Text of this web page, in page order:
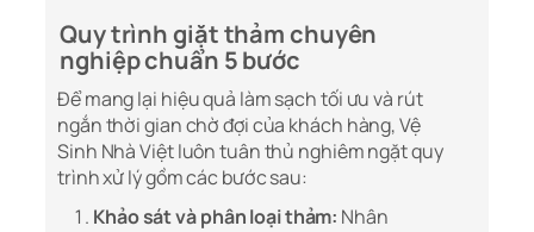
Quy trình giặt thảm chuyên
nghiệp chuẩn 5 bước
Để mang lại hiệu quả làm sạch tối ưu và rút
ngắn thời gian chờ đợi của khách hàng, Vệ
Sinh Nhà Việt luôn tuân thủ nghiêm ngặt quy
trình xử lý gồm các bước sau:
Khảo sát và phân loại thảm: Nhân